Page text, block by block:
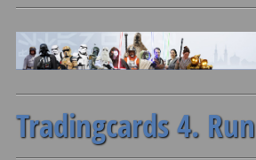
Tradingcards 4. Run